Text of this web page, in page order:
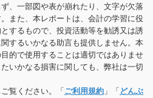
、一部図や表が崩れたり、文字が欠落
また、本レポートは、会計の学習に役
するもので、投資活動等を勧誘又は誘
するいかなる助言も提供しません。本
的で使用することは適切ではありませ
いかなる損害に関しても、弊社は一切
覧ください。「 ご利用規約 」「 どんぶ